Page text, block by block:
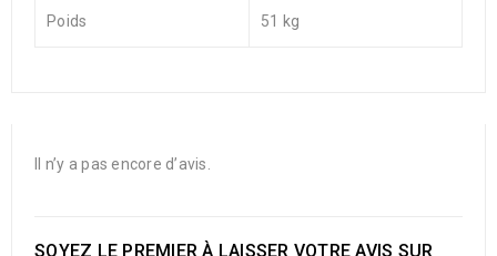
Poids 51 kg
Il n’y a pas encore d’avis.
SOYEZ LE PREMIER À LAISSER VOTRE AVIS SUR